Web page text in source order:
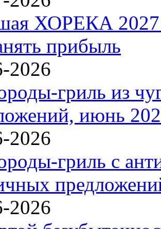
ХОРЕКА 2027:
прибыль
2026
гриль из
июнь
2026
гриль с
2026